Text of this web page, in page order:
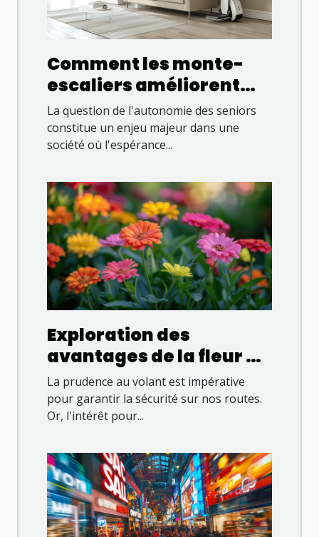
Comment les monte-
escaliers améliorent
l'autonomie des seniors
La question de l'autonomie des seniors
constitue un enjeu majeur dans une
société où l'espérance...
Exploration des
avantages de la fleur de
CBG sans THC pour les
conducteurs
La prudence au volant est impérative
pour garantir la sécurité sur nos routes.
Or, l'intérêt pour...